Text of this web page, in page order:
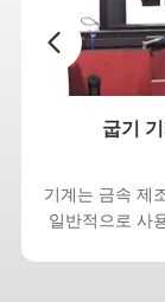
굽기
기계는 금속 제
일반적으로 사